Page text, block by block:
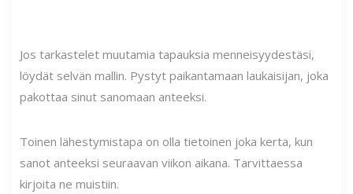
Jos tarkastelet muutamia tapauksia menneisyydestäsi,
löydät selvän mallin. Pystyt paikantamaan laukaisijan, joka
pakottaa sinut sanomaan anteeksi.
Toinen lähestymistapa on olla tietoinen joka kerta, kun
sanot anteeksi seuraavan viikon aikana. Tarvittaessa
kirjoita ne muistiin.